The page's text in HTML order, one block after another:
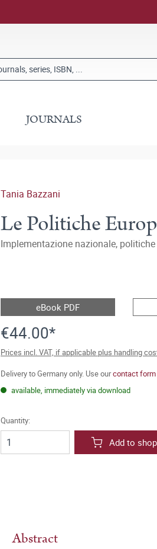
JOURNALS
Tania Bazzani
Le Politiche
Implementazione nazionale,
eBook PDF
€44.00*
Prices incl. VAT, if applicable plus handling
Delivery to Germany only. Use ourcontact form
available, immediately via download
Quantity:
Add to
Abstract